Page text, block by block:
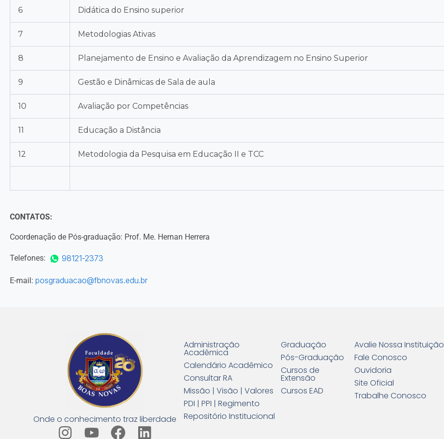
6 Didática do Ensino superior
7 Metodologias Ativas
8 Planejamento de Ensino e Avaliação da Aprendizagem no Ensino Superior
9 Gestão e Dinâmicas de Sala de aula
10 Avaliação por Competências
11 Educação a Distância
12 Metodologia da Pesquisa em Educação II e TCC
CONTATOS:
Coordenação de Pós-graduação: Prof. Me. Hernan Herrera
Telefones: 98121-2373
E-mail: posgraduacao@fbnovas.edu.br
Onde o conhecimento traz liberdade
I
Y
F
L
Administração
Acadêmica
Calendário Acadêmico
Consultar RA
Missão | Visão | Valores
PDI | PPI | Regimento
Repositório Institucional
Graduação
Pós-Graduação
Cursos de
Extensão
Cursos EAD
Avalie Nossa Instituição
Fale Conosco
Ouvidoria
Site Oficial
Trabalhe Conosco